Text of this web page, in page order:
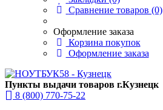
Сравнение товаров (0)
Оформление заказа
Корзина покупок
Оформление заказа
Пункты выдачи товаров г.Кузнецк
8 (800) 770-75-22